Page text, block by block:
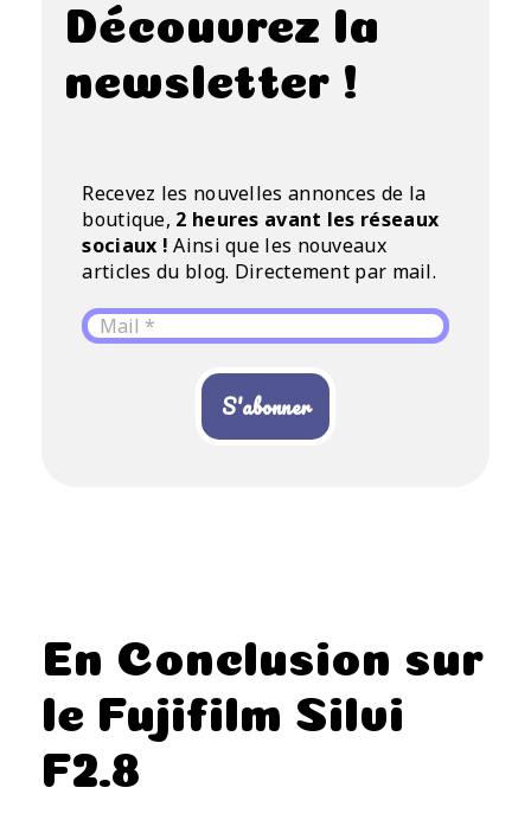
Découvrez la
newsletter !
Recevez les nouvelles annonces de la
boutique, 2 heures avant les réseaux
sociaux ! Ainsi que les nouveaux
articles du blog. Directement par mail.
En Conclusion sur
le Fujifilm Silvi
F2.8